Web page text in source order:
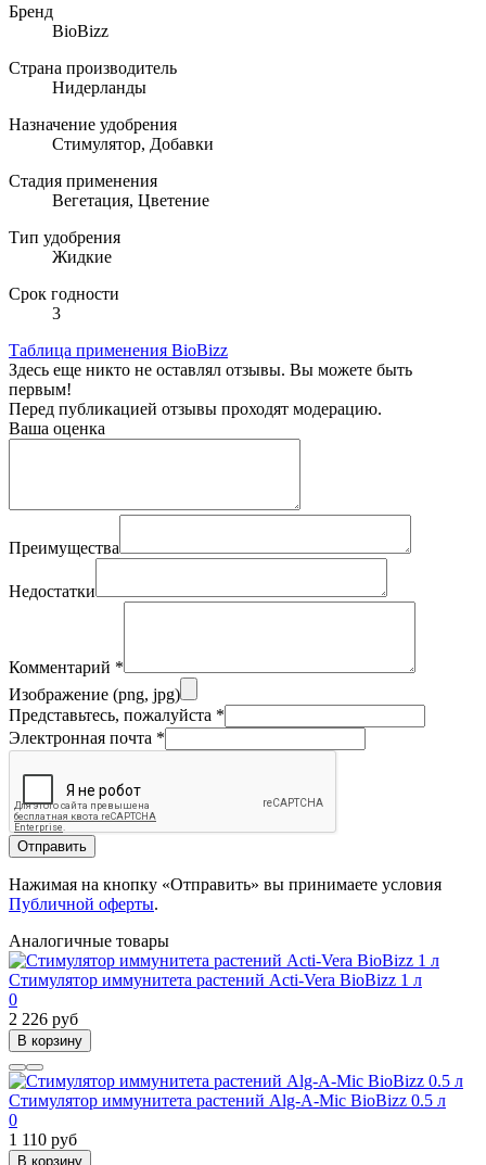
Бренд
BioBizz
Страна производитель
Нидерланды
Назначение удобрения
Стимулятор, Добавки
Стадия применения
Вегетация, Цветение
Тип удобрения
Жидкие
Срок годности
3
Таблица применения BioBizz
Здесь еще никто не оставлял отзывы. Вы можете быть
первым!
Перед публикацией отзывы проходят модерацию.
Ваша оценка
Преимущества
Недостатки
Комментарий *
Изображение (png, jpg)
Представьтесь, пожалуйста *
Электронная почта *
Отправить
Нажимая на кнопку «Отправить» вы принимаете условия
Публичной оферты.
Аналогичные товары
Стимулятор иммунитета растений Acti-Vera BioBizz 1 л
0
2 226 руб
В корзину
Стимулятор иммунитета растений Alg-A-Mic BioBizz 0.5 л
0
1 110 руб
В корзину